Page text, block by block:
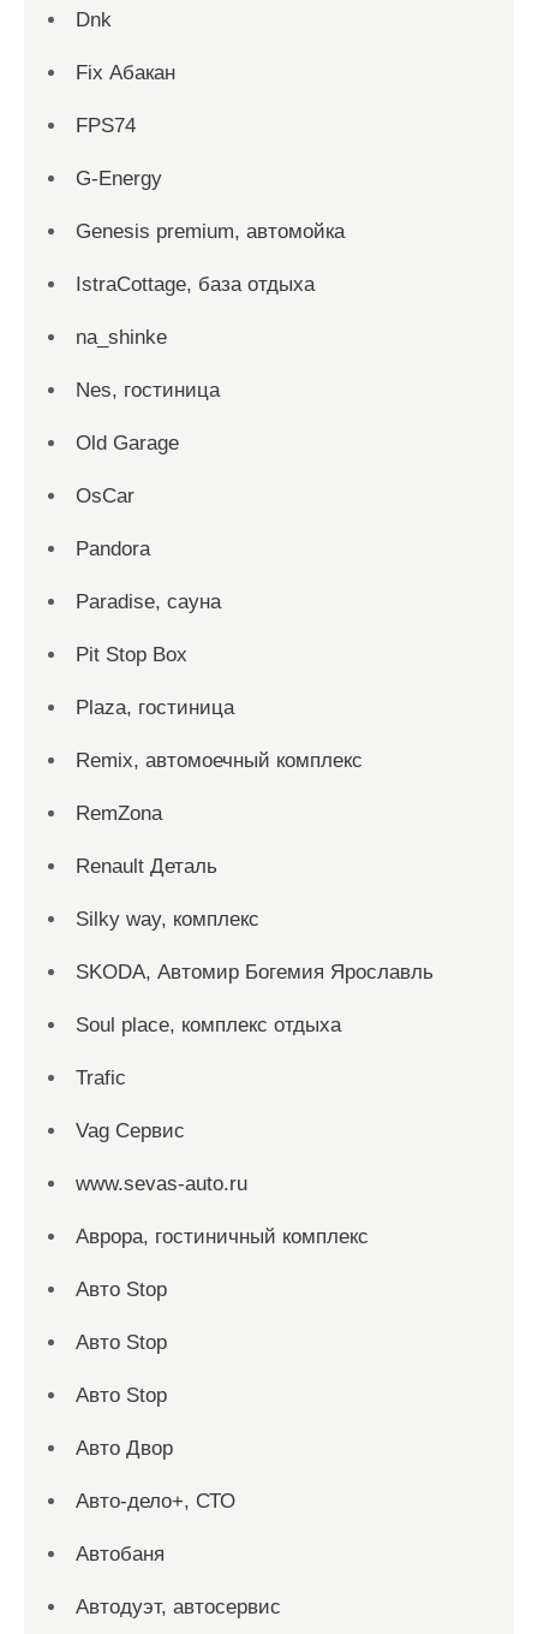
Dnk
Fix Абакан
FPS74
G-Energy
Genesis premium, автомойка
IstraCottage, база отдыха
na_shinke
Nes, гостиница
Old Garage
OsCar
Pandora
Paradise, сауна
Pit Stop Box
Plaza, гостиница
Remix, автомоечный комплекс
RemZona
Renault Деталь
Silky way, комплекс
SKODA, Автомир Богемия Ярославль
Soul place, комплекс отдыха
Trafic
Vag Сервис
www.sevas-auto.ru
Аврора, гостиничный комплекс
Авто Stop
Авто Stop
Авто Stop
Авто Двор
Авто-дело+, СТО
Автобаня
Автодуэт, автосервис